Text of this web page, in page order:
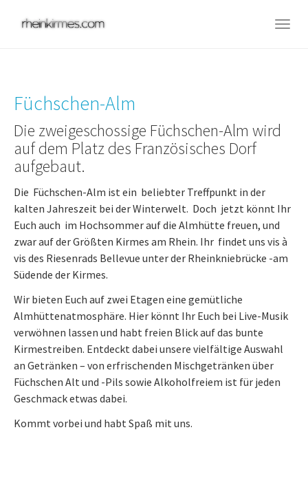
Füchschen-Alm
Die zweigeschossige Füchschen-Alm wird
auf dem Platz des Französisches Dorf
aufgebaut.
Die Füchschen-Alm ist ein beliebter Treffpunkt in der
kalten Jahreszeit bei der Winterwelt. Doch jetzt könnt Ihr
Euch auch im Hochsommer auf die Almhütte freuen, und
zwar auf der Größten Kirmes am Rhein. Ihr findet uns vis à
vis des Riesenrads Bellevue unter der Rheinkniebrücke -am
Südende der Kirmes.
Wir bieten Euch auf zwei Etagen eine gemütliche
Almhüttenatmosphäre. Hier könnt Ihr Euch bei Live-Musik
verwöhnen lassen und habt freien Blick auf das bunte
Kirmestreiben. Entdeckt dabei unsere vielfältige Auswahl
an Getränken – von erfrischenden Mischgetränken über
Füchschen Alt und -Pils sowie Alkoholfreiem ist für jeden
Geschmack etwas dabei.
Kommt vorbei und habt Spaß mit uns.